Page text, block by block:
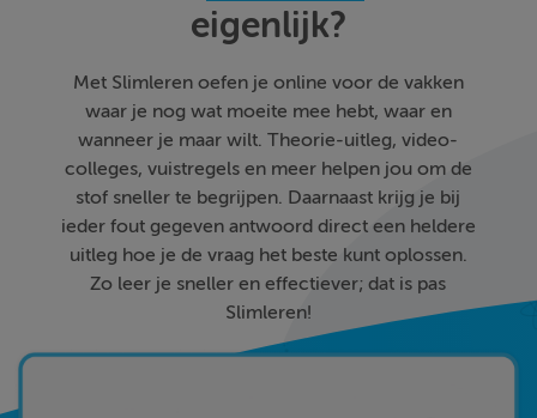
eigenlijk?
Met Slimleren oefen je online voor de vakken
waar je nog wat moeite mee hebt, waar en
wanneer je maar wilt. Theorie-uitleg, video-
colleges, vuistregels en meer helpen jou om de
stof sneller te begrijpen. Daarnaast krijg je bij
ieder fout gegeven antwoord direct een heldere
uitleg hoe je de vraag het beste kunt oplossen.
Zo leer je sneller en effectiever; dat is pas
Slimleren!